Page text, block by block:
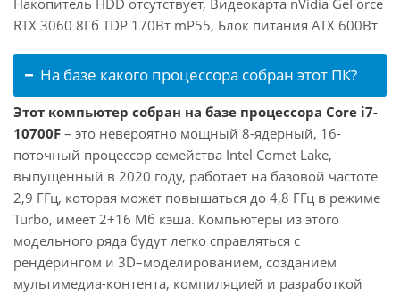
Накопитель HDD отсутствует, Видеокарта nVidia GeForce
RTX 3060 8Гб TDP 170Вт mP55, Блок питания ATX 600Вт
На базе какого процессора собран этот ПК?
Этот компьютер собран на базе процессора Core i7-
10700F – это невероятно мощный 8-ядерный, 16-
поточный процессор семейства Intel Comet Lake,
выпущенный в 2020 году, работает на базовой частоте
2,9 ГГц, которая может повышаться до 4,8 ГГц в режиме
Turbo, имеет 2+16 Мб кэша. Компьютеры из этого
модельного ряда будут легко справляться с
рендерингом и 3D–моделированием, созданием
мультимедиа-контента, компиляцией и разработкой